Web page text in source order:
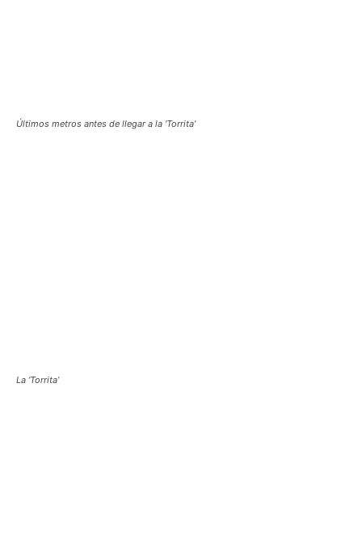
Últimos metros antes de llegar a la ‘Torrita’
La ‘Torrita’